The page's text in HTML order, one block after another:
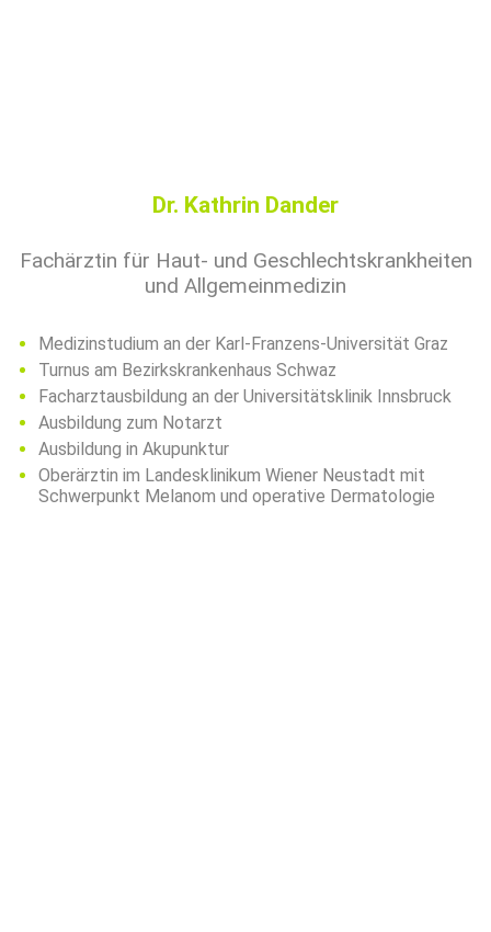
Dr. Kathrin Dander
Fachärztin für Haut- und Geschlechtskrankheiten
und Allgemeinmedizin
Medizinstudium an der Karl-Franzens-Universität Graz
Turnus am Bezirkskrankenhaus Schwaz
Facharztausbildung an der Universitätsklinik Innsbruck
Ausbildung zum Notarzt
Ausbildung in Akupunktur
Oberärztin im Landesklinikum Wiener Neustadt mit
Schwerpunkt Melanom und operative Dermatologie